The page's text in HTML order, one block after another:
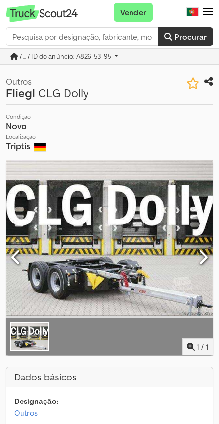
Procurar
Vender
/ ... / ID do anúncio: A826-53-95
Outros
Fliegl CLG Dolly
Condição
Novo
Localização
Triptis
1 / 1
Dados básicos
Designação:
Outros